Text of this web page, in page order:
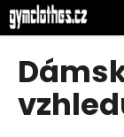
Přejít
na
obsah
K
o
C
o